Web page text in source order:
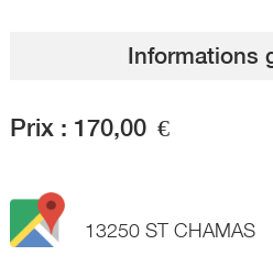
Informations
Prix : 170,00 €
13250 ST CHAMAS